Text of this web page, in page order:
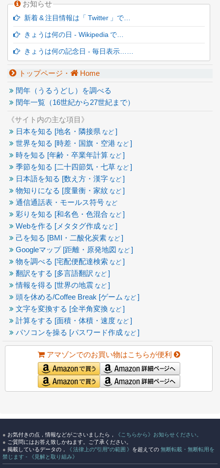
お知らせ
新着 & 注目情報は「 Twitter 」で…
きょうは何の日 - Wikipedia で…
きょうは何の記念日 - 毎日表示……
トップページ・ Home
閏年（うるうどし）を調べる
閏年一覧（16世紀から27世紀まで）
《サイト内の主な項目》
日本を知る [地名・隣接県 など ]
世界を知る [時差・国旗・空港 など ]
時を知る [年齢・卒業年計算 など ]
季節を知る [二十四節気・七草 など ]
日本語を知る [数え方・漢字 など ]
物知りになる [度量衡・家紋 など ]
通信通話表・モールス符号 など
彩りを知る [和名色・色混合 など ]
Webを作る [メタタグ作成 など ]
己を知る [BMI・二酸化炭素 など ]
Googleマップ [距離・原発地図 など ]
物を調べる [宅配便配達検索 など ]
翻訳をする [多言語翻訳 など ]
情報を得る [世界の地震 など ]
頭を休める/Coffee Break [ゲーム など ]
文字を変換する [全半角変換 など ]
計算をする [面積・体積・速度 など ]
パソコンを操る [パスワード作成 など ]
アマゾンでのお買い物はこちらが便利
● お気付きの点，情報などがごさいましたら，
《こちらから》お知らせください。
● ご質問にはお答え致しかねます。ご了承ください。
● 掲載しているデータの， 《 法律上の"引用"の範囲 》 を超えての 無断転載・無断転用を
禁じます - 《見解と取り組み》